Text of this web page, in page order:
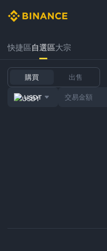
快捷區自選區大宗
購買 出售
USDT